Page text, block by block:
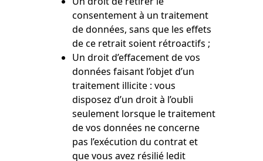
consentement à un traitement
de données, sans que les effets
de ce retrait soient rétroactifs ;
Un droit d’effacement de vos
données faisant l’objet d’un
traitement illicite : vous
disposez d’un droit à l’oubli
seulement lorsque le traitement
de vos données ne concerne
pas l’exécution du contrat et
que vous avez résilié ledit